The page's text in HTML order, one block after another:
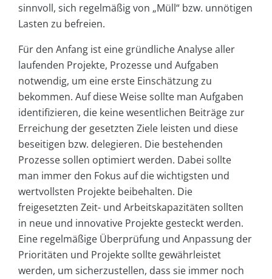
sinnvoll, sich regelmäßig von „Müll“ bzw. unnötigen
Lasten zu befreien.
Für den Anfang ist eine gründliche Analyse aller
laufenden Projekte, Prozesse und Aufgaben
notwendig, um eine erste Einschätzung zu
bekommen. Auf diese Weise sollte man Aufgaben
identifizieren, die keine wesentlichen Beiträge zur
Erreichung der gesetzten Ziele leisten und diese
beseitigen bzw. delegieren. Die bestehenden
Prozesse sollen optimiert werden. Dabei sollte
man immer den Fokus auf die wichtigsten und
wertvollsten Projekte beibehalten. Die
freigesetzten Zeit- und Arbeitskapazitäten sollten
in neue und innovative Projekte gesteckt werden.
Eine regelmäßige Überprüfung und Anpassung der
Prioritäten und Projekte sollte gewährleistet
werden, um sicherzustellen, dass sie immer noch